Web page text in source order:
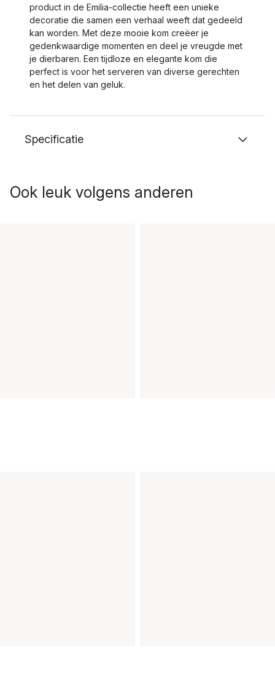
product in de Emilia-collectie heeft een unieke
decoratie die samen een verhaal weeft dat gedeeld
kan worden. Met deze mooie kom creëer je
gedenkwaardige momenten en deel je vreugde met
je dierbaren. Een tijdloze en elegante kom die
perfect is voor het serveren van diverse gerechten
en het delen van geluk.
Specificatie
Ook leuk volgens anderen